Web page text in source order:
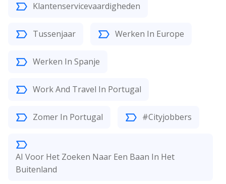
Klantenservicevaardigheden
Tussenjaar Werken In Europe
Werken In Spanje
Work And Travel In Portugal
Zomer In Portugal #Cityjobbers
AI Voor Het Zoeken Naar Een Baan In Het
Buitenland